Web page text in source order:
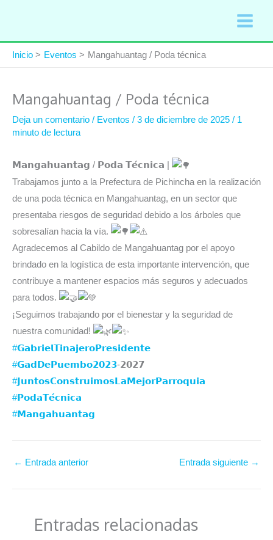
contenido
Inicio
Eventos Mangahuantag / Poda técnica
Mangahuantag / Poda técnica
Deja un comentario / Eventos / 3 de diciembre de 2025 / 1
minuto de lectura
𝗠𝗮𝗻𝗴𝗮𝗵𝘂𝗮𝗻𝘁𝗮𝗴 / 𝗣𝗼𝗱𝗮 𝗧𝗲́𝗰𝗻𝗶𝗰𝗮 |
Trabajamos junto a la Prefectura de Pichincha en la realización
de una poda técnica en Mangahuantag, en un sector que
presentaba riesgos de seguridad debido a los árboles que
sobresalían hacia la vía.
Agradecemos al Cabildo de Mangahuantag por el apoyo
brindado en la logística de esta importante intervención, que
contribuye a mantener espacios más seguros y adecuados
para todos.
¡Seguimos trabajando por el bienestar y la seguridad de
nuestra comunidad!
#𝗚𝗮𝗯𝗿𝗶𝗲𝗹𝗧𝗶𝗻𝗮𝗷𝗲𝗿𝗼𝗣𝗿𝗲𝘀𝗶𝗱𝗲𝗻𝘁𝗲
#𝗚𝗮𝗱𝗗𝗲𝗣𝘂𝗲𝗺𝗯𝗼𝟮𝟬𝟮𝟯-𝟮𝟬𝟮𝟳⁣⁣⁣⁣⁣
#𝗝𝘂𝗻𝘁𝗼𝘀𝗖𝗼𝗻𝘀𝘁𝗿𝘂𝗶𝗺𝗼𝘀𝗟𝗮𝗠𝗲𝗷𝗼𝗿𝗣𝗮𝗿𝗿𝗼𝗾𝘂𝗶𝗮
#𝗣𝗼𝗱𝗮𝗧𝗲́𝗰𝗻𝗶𝗰𝗮
#𝗠𝗮𝗻𝗴𝗮𝗵𝘂𝗮𝗻𝘁𝗮𝗴
← Entrada anterior Entrada siguiente →
Entradas relacionadas